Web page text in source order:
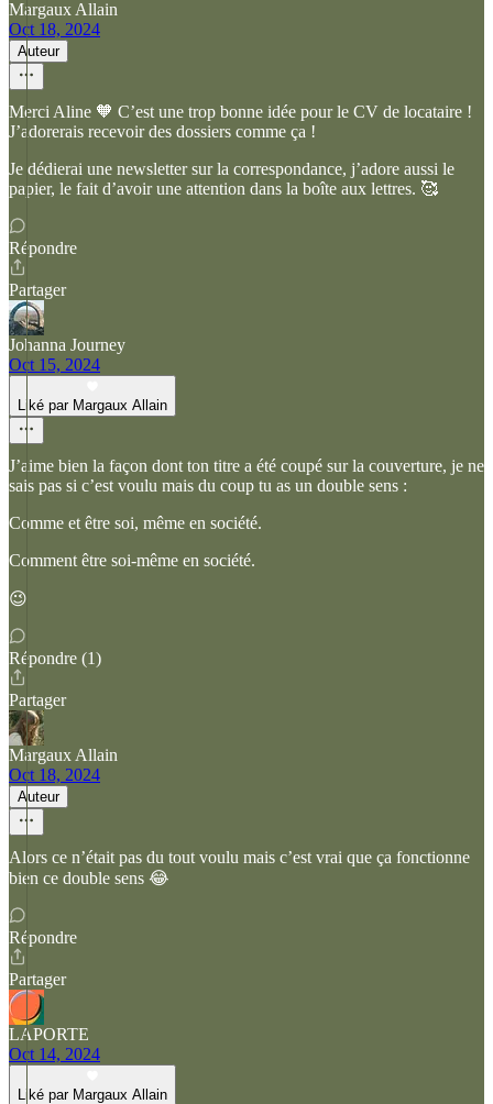
Margaux Allain
Oct 18, 2024
Auteur
Merci Aline 🧡 C’est une trop bonne idée pour le CV de locataire !
J’adorerais recevoir des dossiers comme ça !
Je dédierai une newsletter sur la correspondance, j’adore aussi le
papier, le fait d’avoir une attention dans la boîte aux lettres. 🥰
Répondre
Partager
Johanna Journey
Oct 15, 2024
Liké par Margaux Allain
J’aime bien la façon dont ton titre a été coupé sur la couverture, je ne
sais pas si c’est voulu mais du coup tu as un double sens :
Comme et être soi, même en société.
Comment être soi-même en société.
😉
Répondre (1)
Partager
Margaux Allain
Oct 18, 2024
Auteur
Alors ce n’était pas du tout voulu mais c’est vrai que ça fonctionne
bien ce double sens 😂
Répondre
Partager
LAPORTE
Oct 14, 2024
Liké par Margaux Allain